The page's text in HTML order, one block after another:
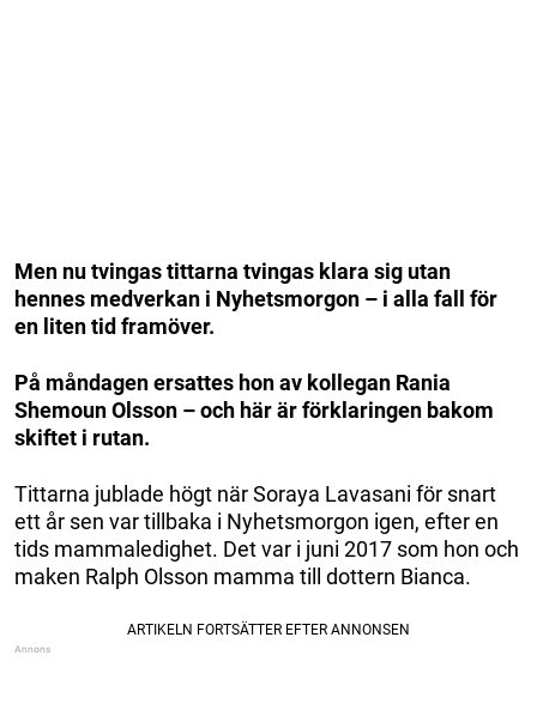
Men nu tvingas tittarna tvingas klara sig utan
hennes medverkan i Nyhetsmorgon – i alla fall för
en liten tid framöver.
På måndagen ersattes hon av kollegan Rania
Shemoun Olsson – och här är förklaringen bakom
skiftet i rutan.
Tittarna jublade högt när Soraya Lavasani för snart
ett år sen var tillbaka i Nyhetsmorgon igen, efter en
tids mammaledighet. Det var i juni 2017 som hon och
maken Ralph Olsson mamma till dottern Bianca.